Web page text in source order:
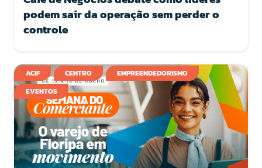
podem sair da operação sem perder o
controle
ACIF CENTRO
EMPREENDEDORISMO
EVENTOS